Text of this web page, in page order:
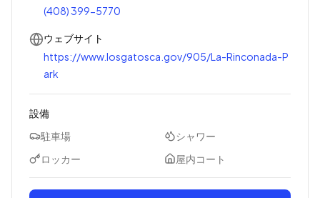
(408) 399-5770
ウェブサイト
https://www.losgatosca.gov/905/La-Rinconada-P
ark
設備
駐車場
シャワー
ロッカー
屋内コート